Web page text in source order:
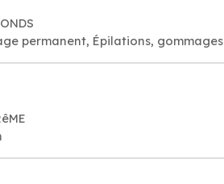
permanent, Épilations, gommages